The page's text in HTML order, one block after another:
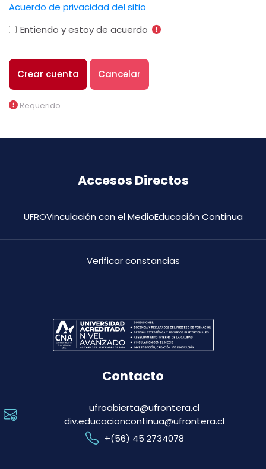
Acuerdo de privacidad del sitio
Entiendo y estoy de acuerdo
Requerido
Accesos Directos
UFROVinculación con el MedioEducación Continua
Verificar constancias
Contacto
ufroabierta@ufrontera.cl
div.educacioncontinua@ufrontera.cl
+(56) 45 2734078